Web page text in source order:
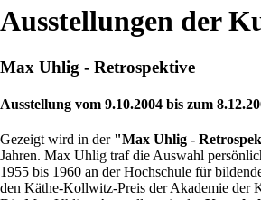
Ausstellungen der
Max Uhlig - Retrospektive
Ausstellung vom 9.10.2004 bis zum
Gezeigt wird in der "Max Uhlig -
Jahren. Max Uhlig traf die Auswahl
1955 bis 1960 an der Hochschule für
den Käthe-Kollwitz-Preis der Akademie der